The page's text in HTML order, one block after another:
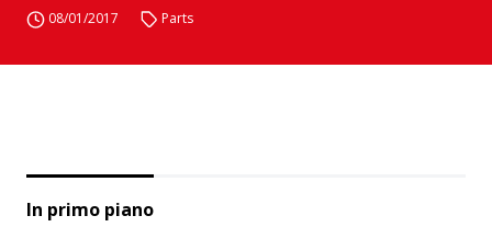
08/01/2017 Parts
In primo piano